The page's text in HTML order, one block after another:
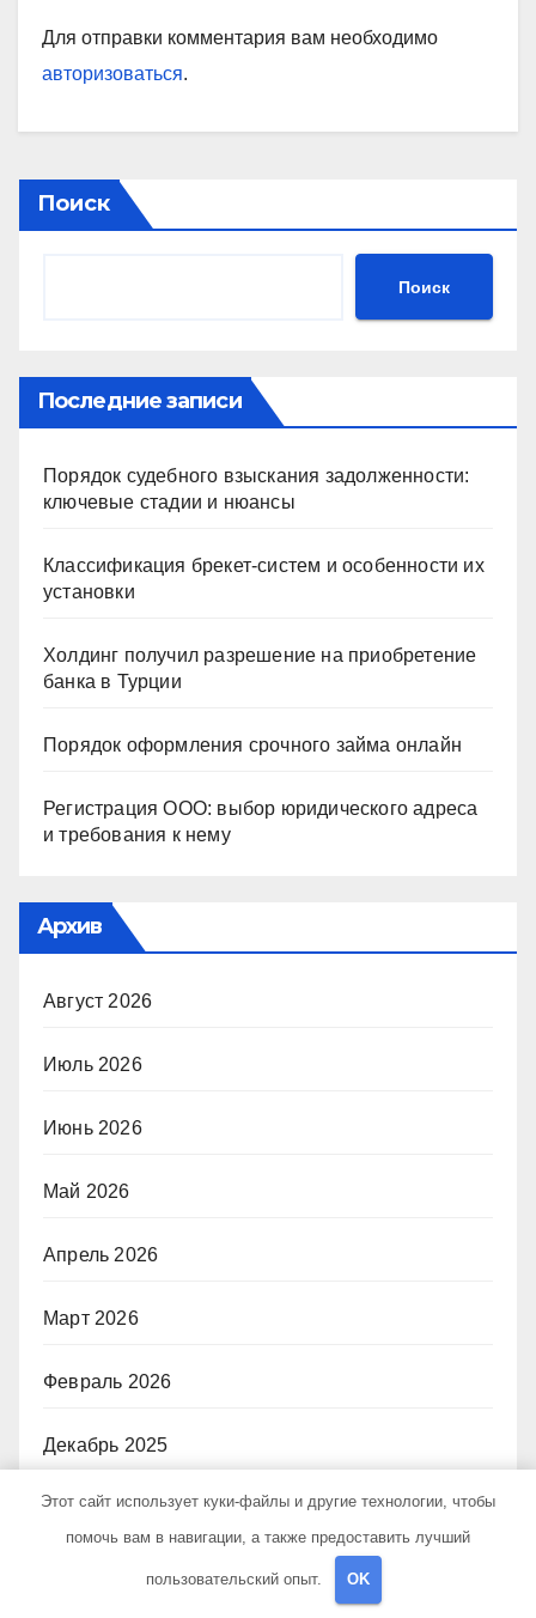
Для отправки комментария вам необходимо
авторизоваться.
Поиск
Поиск
Последние записи
Порядок судебного взыскания задолженности:
ключевые стадии и нюансы
Классификация брекет-систем и особенности их
установки
Холдинг получил разрешение на приобретение
банка в Турции
Порядок оформления срочного займа онлайн
Регистрация ООО: выбор юридического адреса
и требования к нему
Архив
Август 2026
Июль 2026
Июнь 2026
Май 2026
Апрель 2026
Март 2026
Февраль 2026
Декабрь 2025
Ноябрь 2024
Октябрь 2024
Этот сайт использует куки-файлы и другие технологии, чтобы
помочь вам в навигации, а также предоставить лучший
пользовательский опыт. OK